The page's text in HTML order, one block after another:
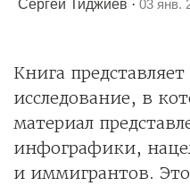
Сергей Тиджиев · 03 янв.
Книга
исследование, в
материал
инфографики,
и иммигрантов. Это